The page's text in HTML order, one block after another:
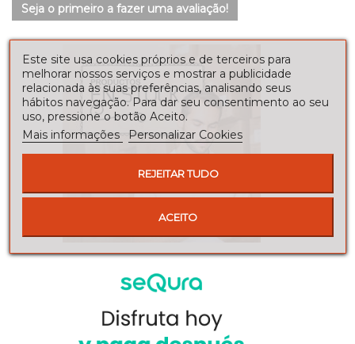
Seja o primeiro a fazer uma avaliação!
Este site usa cookies próprios e de terceiros para
melhorar nossos serviços e mostrar a publicidade
relacionada às suas preferências, analisando seus
hábitos navegação. Para dar seu consentimento ao seu
uso, pressione o botão Aceito.
Mais informações
Personalizar Cookies
REJEITAR TUDO
ACEITO